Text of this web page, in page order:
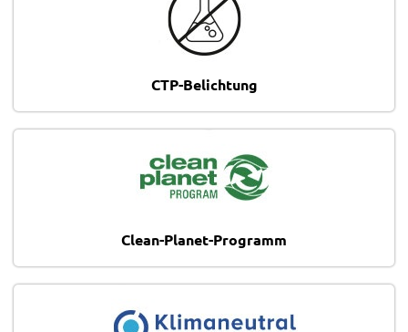
CTP-Belichtung
Clean-Planet-Programm